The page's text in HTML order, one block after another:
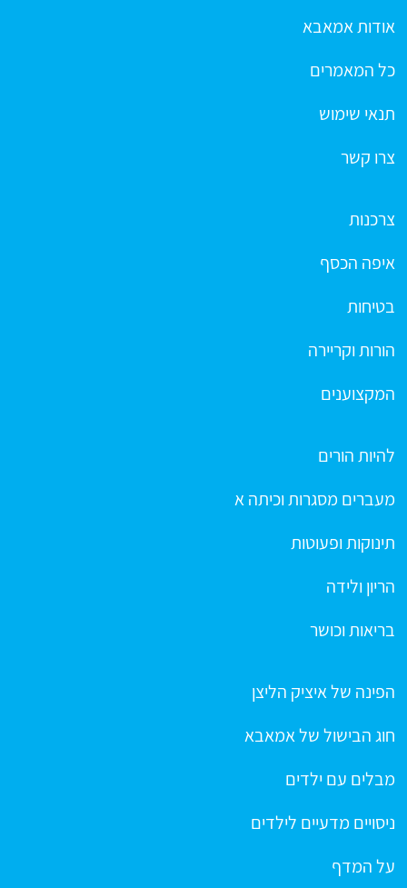
אודות אמאבא
כל המאמרים
תנאי שימוש
צרו קשר
צרכנות
איפה הכסף
בטיחות
הורות וקריירה
המקצוענים
להיות הורים
מעברים מסגרות וכיתה א
תינוקות ופעוטות
הריון ולידה
בריאות וכושר
הפינה של איציק הליצן
חוג הבישול של אמאבא
מבלים עם ילדים
ניסויים מדעיים לילדים
על המדף